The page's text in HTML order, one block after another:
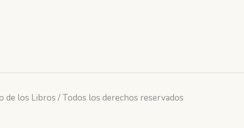
de los Libros / Todos los derechos reservados